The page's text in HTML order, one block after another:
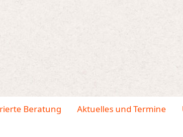
Beratung Aktuelles und Termine